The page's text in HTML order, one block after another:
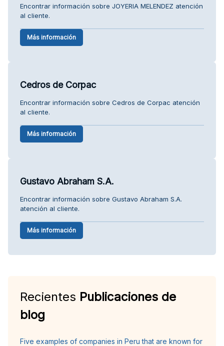
Encontrar información sobre JOYERIA MELENDEZ atención
al cliente.
Más información
Cedros de Corpac
Encontrar información sobre Cedros de Corpac atención
al cliente.
Más información
Gustavo Abraham S.A.
Encontrar información sobre Gustavo Abraham S.A.
atención al cliente.
Más información
Recientes Publicaciones de
blog
Five examples of companies in Peru that are known for